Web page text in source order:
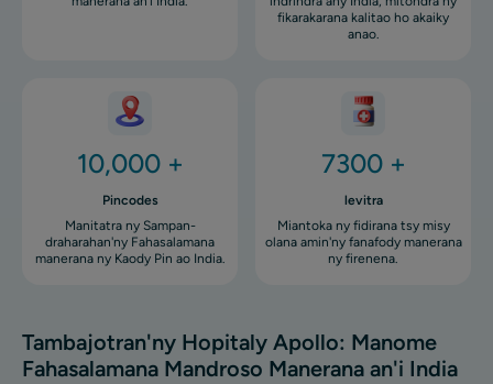
fikarakarana kalitao ho akaiky
anao.
Image
10,000 +
Pincodes
Manitatra ny Sampan-
draharahan'ny Fahasalamana
manerana ny Kaody Pin ao India.
Image
7300 +
levitra
Miantoka ny fidirana tsy misy
olana amin'ny fanafody manerana
ny firenena.
Tambajotran'ny Hopitaly Apollo: Manome
Fahasalamana Mandroso Manerana an'i India